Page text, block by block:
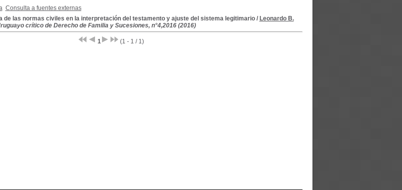
Consulta a fuentes externas
de las normas civiles en la interpretación del testamento y ajuste del sistema legitimario/ Leonardo B.
crítico de Derecho de Familia y Sucesiones, n°4,2016 (2016)
1 (1 - 1 / 1)